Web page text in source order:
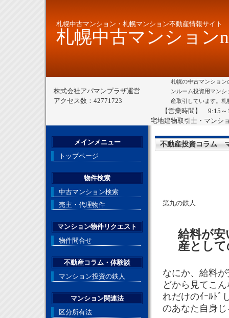
札幌中古マンション・札幌マンション不動産情報サイト
札幌中古マンション
株式会社アパマンプラザ運営
アクセス数：42771723
札幌の中古マンショ
ンルーム投資用マン
産取引しています。
【営業時間】 9:15
宅地建物取引士・マンシ
不動産投資コラム
第九の鉄人
給料が
産とし
なにか、給料
どから見てこ
れだけのｲｰﾙﾄﾞ
のあなた自身
メインメニュー
トップページ
物件検索
中古マンション検索
売主・代理物件
マンション物件リクエスト
物件問合せ
不動産コラム・体験談
マンション投資の鉄人
マンション関連法
区分所有法